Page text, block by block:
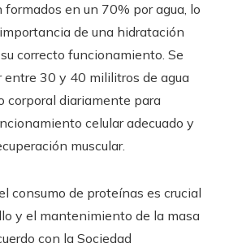
formados en un 70% por agua, lo
de una hidratación
correcto funcionamiento. Se
entre 30 y 40 mililitros de agua
corporal diariamente para
celular adecuado y
muscular.
consumo de proteínas es crucial
y el mantenimiento de la masa
con la Sociedad